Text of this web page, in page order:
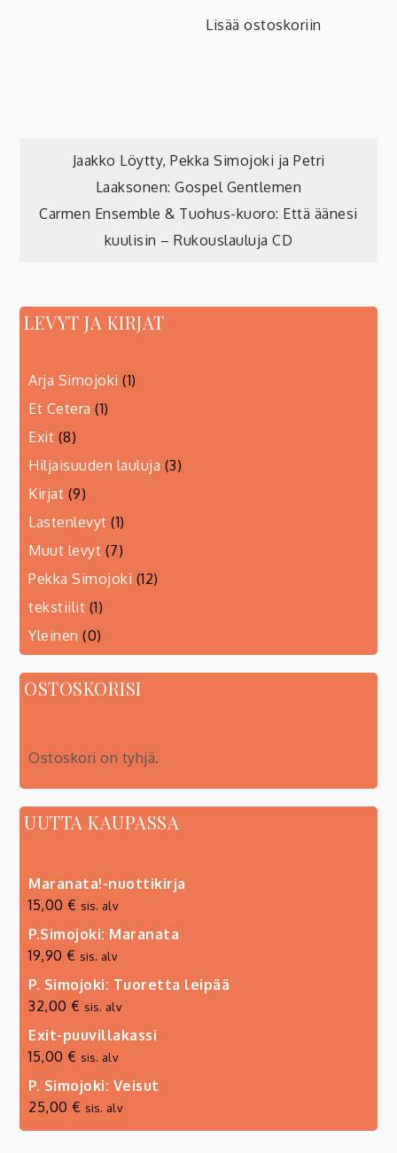
Lisää ostoskoriin
Artikkelien
selaus
Jaakko Löytty, Pekka Simojoki ja Petri
Laaksonen: Gospel Gentlemen
Carmen Ensemble & Tuohus-kuoro: Että äänesi
kuulisin – Rukouslauluja CD
LEVYT JA KIRJAT
Arja Simojoki (1)
Et Cetera (1)
Exit (8)
Hiljaisuuden lauluja (3)
Kirjat (9)
Lastenlevyt (1)
Muut levyt (7)
Pekka Simojoki (12)
tekstiilit (1)
Yleinen (0)
OSTOSKORISI
Ostoskori on tyhjä.
UUTTA KAUPASSA
Maranata!-nuottikirja
15,00 € sis. alv
P.Simojoki: Maranata
19,90 € sis. alv
P. Simojoki: Tuoretta leipää
32,00 € sis. alv
Exit-puuvillakassi
15,00 € sis. alv
P. Simojoki: Veisut
25,00 € sis. alv